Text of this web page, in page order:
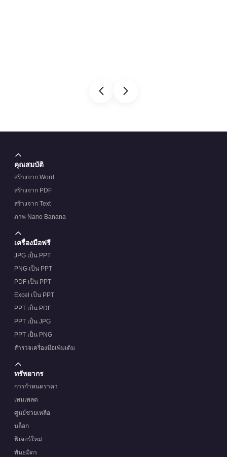
คุณสมบัติ
สร้างจาก Word
สร้างจาก PDF
สร้างจาก Text
ภาพ Nano Banana
เครื่องมือฟรี
JPG เป็น PPT
PNG เป็น PPT
PDF เป็น PPT
Excel เป็น PPT
PPT เป็น PDF
PPT เป็น JPG
PPT เป็น PNG
สำรวจเครื่องมือเพิ่มเติม
ทรัพยากร
การกำหนดราคา
เทมเพลต
ศูนย์ช่วยเหลือ
บล็อก
ฟีเจอร์ใหม่
พันธมิตร